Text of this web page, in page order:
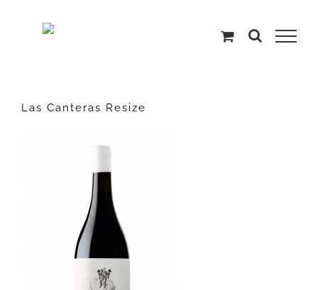
contenido
Las Canteras Resize